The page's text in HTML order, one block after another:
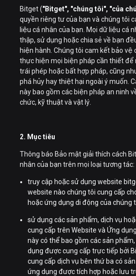
Bitget ("Bitget", "chúng tôi", "của
quyền riêng tư của bạn và chúng tôi
liệu cá nhân của bạn. Mọi dữ liệu cá
thập, sử dụng hoặc chia sẻ về bạn
hiện hành. Chúng tôi cam kết bảo vệ
thực hiện mọi biện pháp cần thiết để
trái phép hoặc bất hợp pháp, cũng
phá hủy hay thiệt hại ngoài ý muốn.
này bao gồm các biện pháp an ninh
chức, kỹ thuật và vật lý.
2. Mục tiêu
Thông báo Bảo mật giải thích cách
nhân của bạn trên mọi loại tương tác:
truy cập hoặc sử dụng website
website nào chúng tôi cung cấp
hoặc ứng dụng di động của chúng
sử dụng các sản phẩm, dịch vụ
cung cấp trên Website và Ứng
này có thể bao gồm các sản
dụng được cung cấp trực tiếp bởi
cung cấp dịch vụ bên thứ ba có
ứng dụng được tích hợp hoặc lưu